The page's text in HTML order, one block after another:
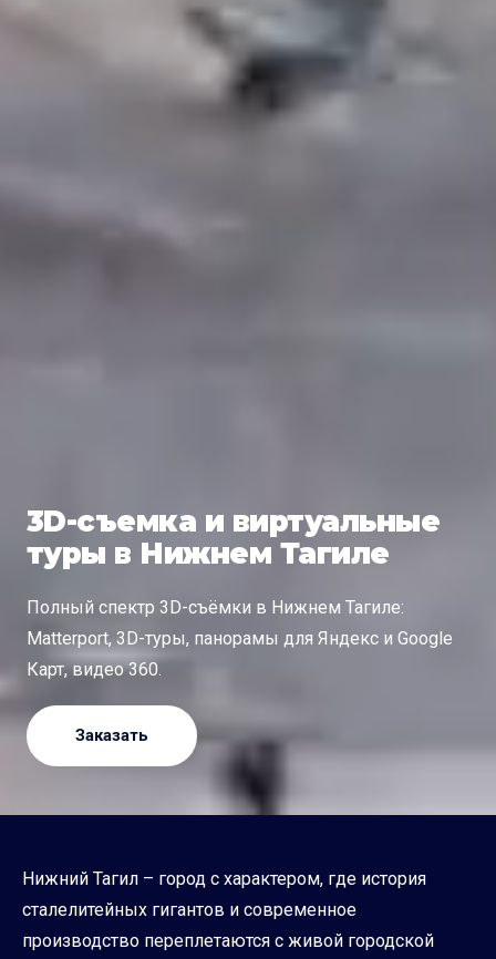
3D-съемка и виртуальные
туры в Нижнем Тагиле
Полный спектр 3D-съёмки в Нижнем Тагиле:
Matterport, 3D-туры, панорамы для Яндекс и Google
Карт, видео 360.
Заказать
Нижний Тагил – город с характером, где история
сталелитейных гигантов и современное
производство переплетаются с живой городской